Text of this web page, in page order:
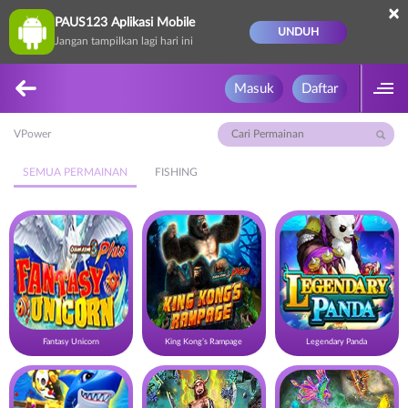
PAUS123 Aplikasi Mobile
Jangan tampilkan lagi hari ini
UNDUH
×
Masuk Daftar
VPower
SEMUA PERMAINAN FISHING
Fantasy Unicorn King Kong’s Rampage Legendary Panda